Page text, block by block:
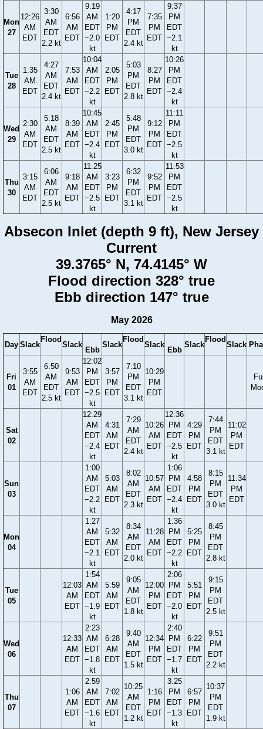
Mon
27
12:26
AM
EDT
3:30
AM
EDT
2.2 kt
6:56
AM
EDT
9:19
AM
EDT
−2.0
kt
1:20
PM
EDT
4:17
PM
EDT
2.4 kt
7:35
PM
EDT
9:37
PM
EDT
−2.1
kt
Tue
28
1:35
AM
EDT
4:27
AM
EDT
2.4 kt
7:53
AM
EDT
10:04
AM
EDT
−2.2
kt
2:05
PM
EDT
5:03
PM
EDT
2.8 kt
8:27
PM
EDT
10:26
PM
EDT
−2.4
kt
Wed
29
2:30
AM
EDT
5:18
AM
EDT
2.5 kt
8:39
AM
EDT
10:45
AM
EDT
−2.4
kt
2:45
PM
EDT
5:48
PM
EDT
3.0 kt
9:12
PM
EDT
11:11
PM
EDT
−2.5
kt
Thu
30
3:15
AM
EDT
6:06
AM
EDT
2.5 kt
9:18
AM
EDT
11:25
AM
EDT
−2.5
kt
3:23
PM
EDT
6:32
PM
EDT
3.1 kt
9:52
PM
EDT
11:53
PM
EDT
−2.5
kt
Absecon Inlet (depth 9 ft), New Jersey
Current
39.3765° N, 74.4145° W
Flood direction 328° true
Ebb direction 147° true
May 2026
Day Slack
Flood
Slack
Ebb
Slack
Flood
Slack
Ebb
Slack
Flood
Slack
Fri
01
3:55
AM
EDT
6:50
AM
EDT
2.5 kt
9:53
AM
EDT
12:02
PM
EDT
−2.5
kt
3:57
PM
EDT
7:10
PM
EDT
3.1 kt
10:29
PM
EDT
Sat
02
12:29
AM
EDT
−2.4
kt
4:31
AM
EDT
7:29
AM
EDT
2.4 kt
10:26
AM
EDT
12:36
PM
EDT
−2.5
kt
4:29
PM
EDT
7:44
PM
EDT
3.1 kt
11:02
PM
EDT
Sun
03
1:00
AM
EDT
−2.2
kt
5:03
AM
EDT
8:02
AM
EDT
2.3 kt
10:57
AM
EDT
1:06
PM
EDT
−2.4
kt
4:58
PM
EDT
8:15
PM
EDT
3.0 kt
11:34
PM
EDT
Mon
04
1:27
AM
EDT
−2.1
kt
5:32
AM
EDT
8:34
AM
EDT
2.0 kt
11:28
AM
EDT
1:36
PM
EDT
−2.2
kt
5:25
PM
EDT
8:45
PM
EDT
2.8 kt
Tue
05
12:03
AM
EDT
1:54
AM
EDT
−1.9
kt
5:59
AM
EDT
9:05
AM
EDT
1.8 kt
12:00
PM
EDT
2:06
PM
EDT
−2.0
kt
5:51
PM
EDT
9:15
PM
EDT
2.5 kt
Wed
06
12:33
AM
EDT
2:23
AM
EDT
−1.8
kt
6:28
AM
EDT
9:40
AM
EDT
1.5 kt
12:34
PM
EDT
2:40
PM
EDT
−1.7
kt
6:22
PM
EDT
9:51
PM
EDT
2.2 kt
Thu
07
1:06
AM
EDT
2:59
AM
EDT
−1.6
kt
7:02
AM
EDT
10:25
AM
EDT
1.2 kt
1:16
PM
EDT
3:25
PM
EDT
−1.3
kt
6:57
PM
EDT
10:37
PM
EDT
1.9 kt